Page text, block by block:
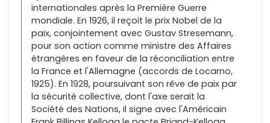
internationales après la Première Guerre
mondiale. En 1926, il reçoit le prix Nobel de la
paix, conjointement avec Gustav Stresemann,
pour son action comme ministre des Affaires
étrangères en faveur de la réconciliation entre
la France et l'Allemagne (accords de Locarno,
1925). En 1928, poursuivant son rêve de paix par
la sécurité collective, dont l'axe serait la
Société des Nations, il signe avec l'Américain